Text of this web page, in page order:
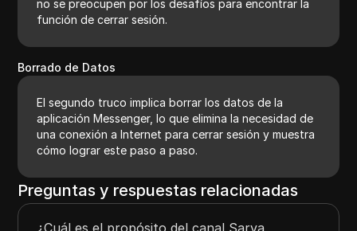
no se preocupen por los desafíos para encontrar la
función de cerrar sesión.
Borrado de Datos
El segundo truco implica borrar los datos de la
aplicación Messenger, lo que elimina la necesidad de
una conexión a Internet para cerrar sesión y muestra
cómo lograr este paso a paso.
Preguntas y respuestas relacionadas
¿Cuál es el propósito del canal Sarva